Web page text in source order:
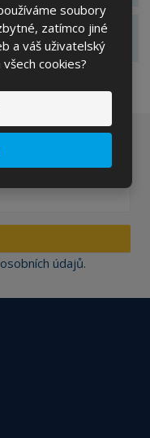
soubory
zatímco jiné
a váš uživatelský
cookies?
cenových
údajů.